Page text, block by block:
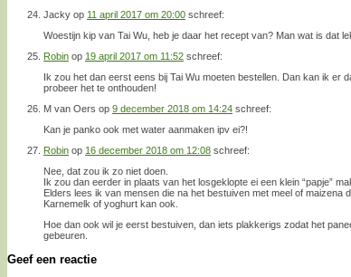
Jacky op 11 april 2017 om 20:00 schreef:
Woestijn kip van Tai Wu, heb je daar het recept van? Man wat is dat
Robin op 19 april 2017 om 11:52 schreef:
Ik zou het dan eerst eens bij Tai Wu moeten bestellen. Dan kan ik er
probeer het te onthouden!
M van Oers op 9 december 2018 om 14:24 schreef:
Kan je panko ook met water aanmaken ipv ei?!
Robin op 16 december 2018 om 12:08 schreef:
Nee, dat zou ik zo niet doen.
Ik zou dan eerder in plaats van het losgeklopte ei een klein “papje”
Elders lees ik van mensen die na het bestuiven met meel of maizena
Karnemelk of yoghurt kan ook.
Hoe dan ook wil je eerst bestuiven, dan iets plakkerigs zodat het
gebeuren.
Geef een reactie